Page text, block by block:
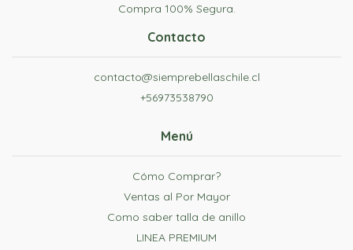
Compra 100% Segura.
Contacto
contacto@siemprebellaschile.cl
+56973538790
Menú
Cómo Comprar?
Ventas al Por Mayor
Como saber talla de anillo
LINEA PREMIUM